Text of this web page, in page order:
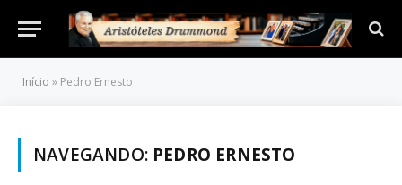
Início » Pedro Ernesto
NAVEGANDO: PEDRO ERNESTO